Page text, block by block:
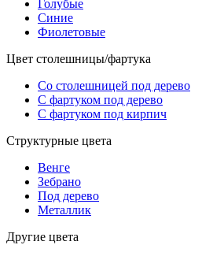
Голубые
Синие
Фиолетовые
Цвет столешницы/фартука
Со столешницей под дерево
С фартуком под дерево
С фартуком под кирпич
Структурные цвета
Венге
Зебрано
Под дерево
Металлик
Другие цвета